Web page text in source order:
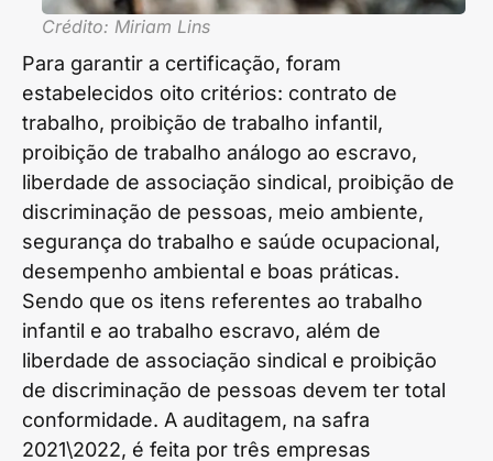
Crédito: Miriam Lins
Para garantir a certificação, foram
estabelecidos oito critérios: contrato de
trabalho, proibição de trabalho infantil,
proibição de trabalho análogo ao escravo,
liberdade de associação sindical, proibição de
discriminação de pessoas, meio ambiente,
segurança do trabalho e saúde ocupacional,
desempenho ambiental e boas práticas.
Sendo que os itens referentes ao trabalho
infantil e ao trabalho escravo, além de
liberdade de associação sindical e proibição
de discriminação de pessoas devem ter total
conformidade. A auditagem, na safra
2021\2022, é feita por três empresas